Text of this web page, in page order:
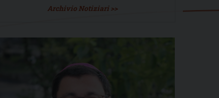
Archivio Notiziari >>